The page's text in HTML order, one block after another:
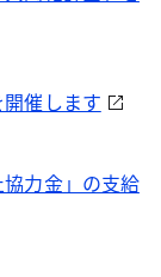
開催します
協力金」の支給